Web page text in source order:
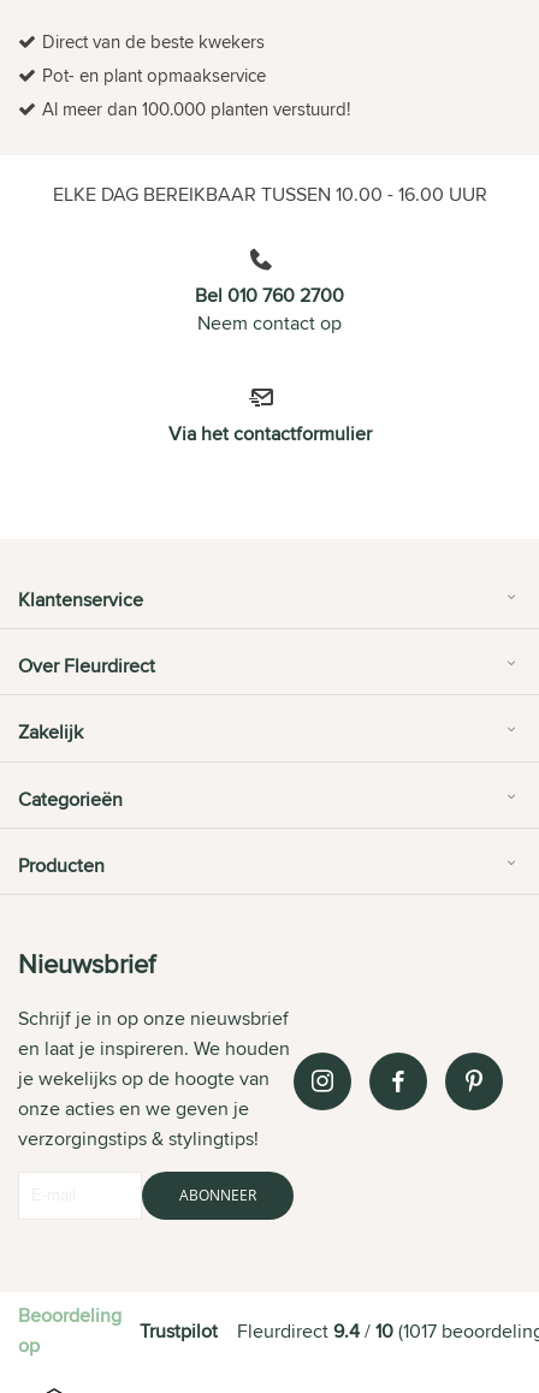
Direct van de beste kwekers
Pot- en plant opmaakservice
Al meer dan 100.000 planten verstuurd!
ELKE DAG BEREIKBAAR TUSSEN 10.00 - 16.00 UUR
Bel 010 760 2700
Neem contact op
Via het contactformulier
Klantenservice
Over Fleurdirect
Zakelijk
Categorieën
Producten
Nieuwsbrief
Schrijf je in op onze nieuwsbrief
en laat je inspireren. We houden
je wekelijks op de hoogte van
onze acties en we geven je
verzorgingstips & stylingtips!
ABONNEER
Beoordeling
op
Trustpilot Fleurdirect9.4/10(1017